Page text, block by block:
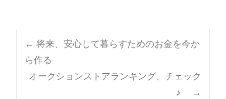
Post
navigation
← 将来、安心して暮らすためのお金を今か
ら作る
オークションストアランキング、チェック
♪
→